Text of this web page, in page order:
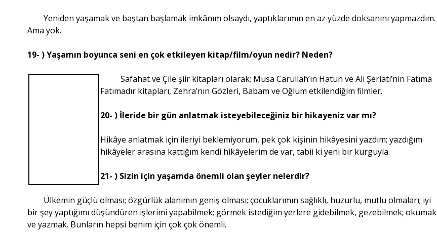
Yeniden yaşamak ve baştan başlamak imkânım olsaydı, yaptıklarımın en az yüzde doksanını yapmazdım.
Ama yok.
19- ) Yaşamın boyunca seni en çok etkileyen kitap/film/oyun nedir? Neden?
Safahat ve Çile şiir kitapları olarak; Musa Carullah’ın Hatun ve Ali Şeriati’nin Fatıma
Fatımadır kitapları, Zehra’nın Gözleri, Babam ve Oğlum etkilendiğim filmler.
20- ) İleride bir gün anlatmak isteyebileceğiniz bir hikayeniz var mı?
Hikâye anlatmak için ileriyi beklemiyorum, pek çok kişinin hikâyesini yazdım; yazdığım
hikâyeler arasına kattığım kendi hikâyelerim de var, tabii ki yeni bir kurguyla.
21- ) Sizin için yaşamda önemli olan şeyler nelerdir?
Ülkemin güçlü olması; özgürlük alanımın geniş olması; çocuklarımın sağlıklı, huzurlu, mutlu olmaları; iyi
bir şey yaptığımı düşündüren işlerimi yapabilmek; görmek istediğim yerlere gidebilmek, gezebilmek; okumak
ve yazmak. Bunların hepsi benim için çok çok önemli.